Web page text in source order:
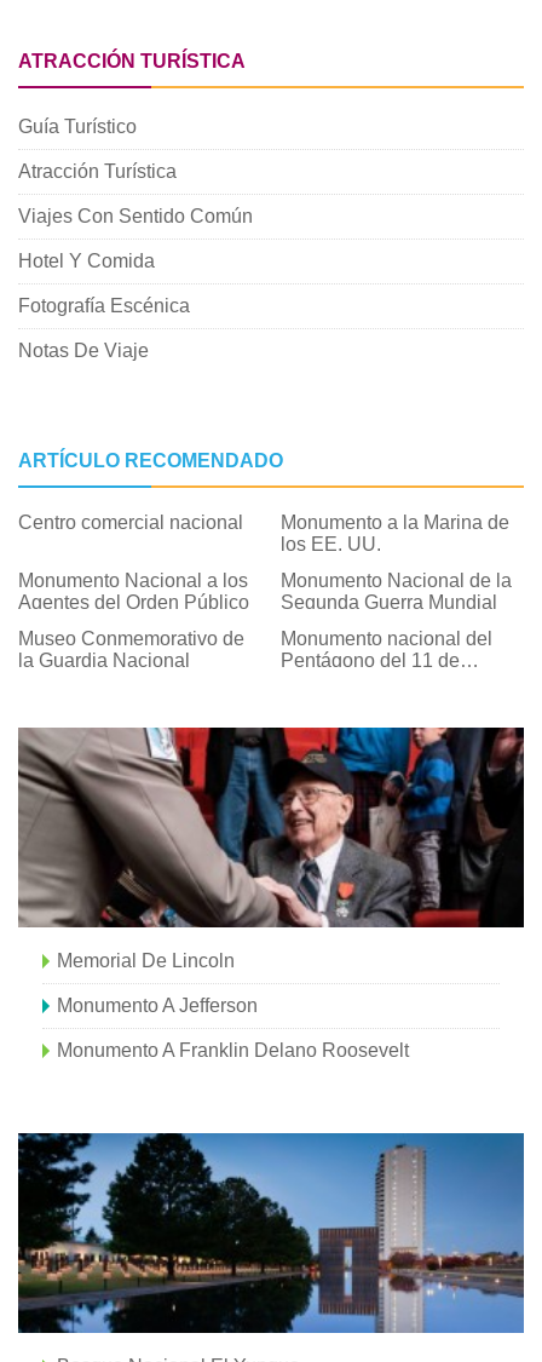
ATRACCIÓN TURÍSTICA
Guía Turístico
Atracción Turística
Viajes Con Sentido Común
Hotel Y Comida
Fotografía Escénica
Notas De Viaje
ARTÍCULO RECOMENDADO
Centro comercial nacional
Monumento a la Marina de
los EE. UU.
Monumento Nacional a los
Agentes del Orden Público
Monumento Nacional de la
Segunda Guerra Mundial
Museo Conmemorativo de
la Guardia Nacional
Monumento nacional del
Pentágono del 11 de
Memorial De Lincoln
Monumento A Jefferson
Monumento A Franklin Delano Roosevelt